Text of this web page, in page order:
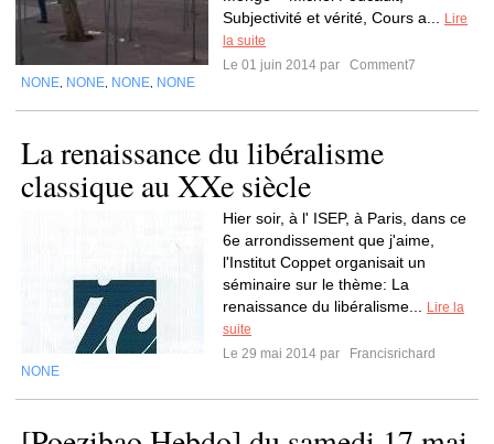
Subjectivité et vérité, Cours a...
Lire
la suite
Le 01 juin 2014 par
Comment7
NONE NONE NONE NONE
La renaissance du libéralisme
classique au XXe siècle
Hier soir, à l' ISEP, à Paris, dans ce
6e arrondissement que j'aime,
l'Institut Coppet organisait un
séminaire sur le thème: La
renaissance du libéralisme...
Lire la
suite
Le 29 mai 2014 par
Francisrichard
NONE